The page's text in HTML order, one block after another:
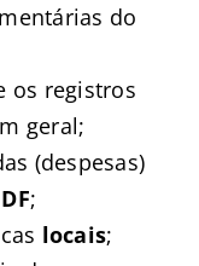
do
os registros
geral;
(despesas)
DF;
locais;